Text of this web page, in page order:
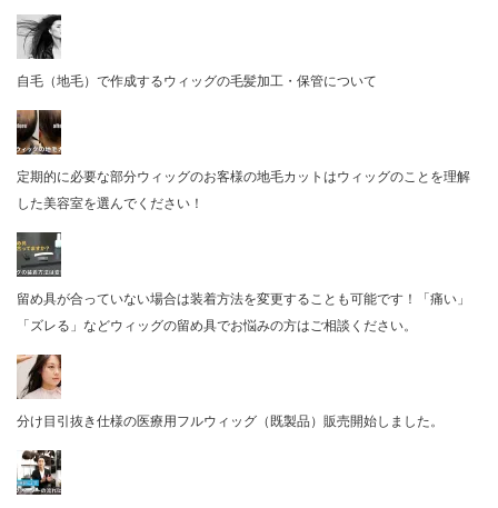
自毛（地毛）で作成するウィッグの毛髪加工・保管について
定期的に必要な部分ウィッグのお客様の地毛カットはウィッグのことを理解
した美容室を選んでください！
留め具が合っていない場合は装着方法を変更することも可能です！「痛い」
「ズレる」などウィッグの留め具でお悩みの方はご相談ください。
分け目引抜き仕様の医療用フルウィッグ（既製品）販売開始しました。